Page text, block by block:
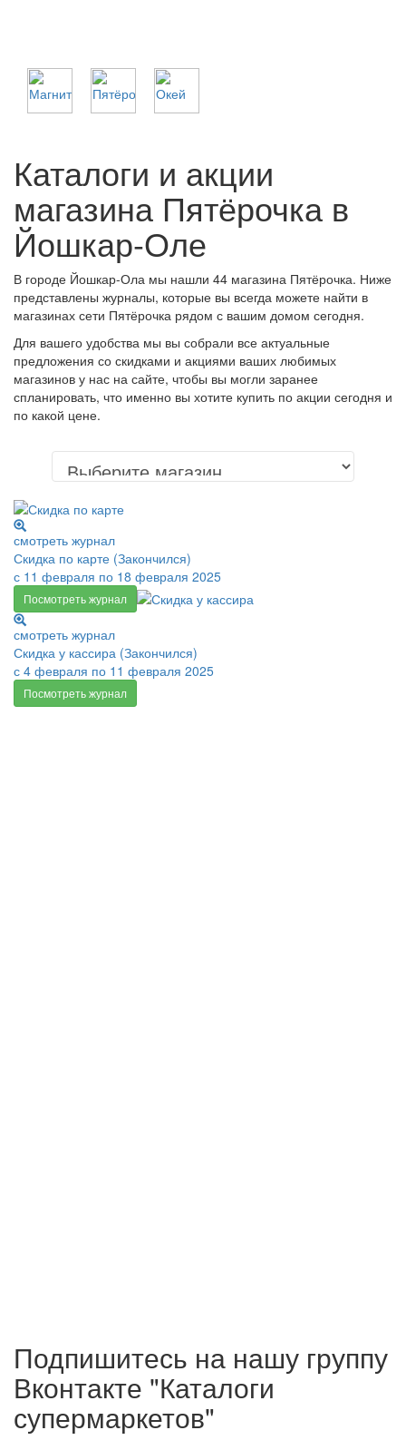
Каталоги и акции
магазина Пятёрочка в
Йошкар-Оле
В городе Йошкар-Ола мы нашли 44 магазина Пятёрочка. Ниже
представлены журналы, которые вы всегда можете найти в
магазинах сети Пятёрочка рядом с вашим домом сегодня.
Для вашего удобства мы вы собрали все актуальные
предложения со скидками и акциями ваших любимых
магазинов у нас на сайте, чтобы вы могли заранее
спланировать, что именно вы хотите купить по акции сегодня и
по какой цене.
смотреть журнал
Скидка по карте (Закончился)
с 11 февраля по 18 февраля 2025
Посмотреть журнал
смотреть журнал
Скидка у кассира (Закончился)
с 4 февраля по 11 февраля 2025
Посмотреть журнал
Подпишитесь на нашу группу
Вконтакте "Каталоги
супермаркетов"